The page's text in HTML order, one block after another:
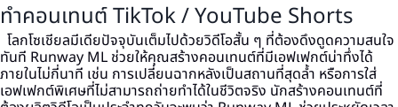
ทำคอนเทนต์ TikTok / YouTube Shorts
โลกโซเชียลมีเดียปัจจุบันเต็มไปด้วยวิดีโอสั้น ๆ ที่ต้องดึงดูดความสนใจ
ทันที Runway ML ช่วยให้คุณสร้างคอนเทนต์ที่มีเอฟเฟกต์น่าทึ่งได้
ภายในไม่กี่นาที เช่น การเปลี่ยนฉากหลังเป็นสถานที่สุดล้ำ หรือการใส่
เอฟเฟกต์พิเศษที่ไม่สามารถถ่ายทำได้ในชีวิตจริง นักสร้างคอนเทนต์ที่